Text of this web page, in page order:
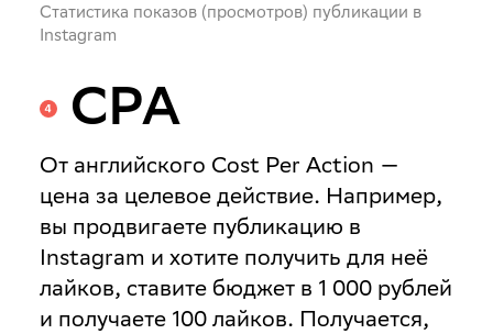
Статистика показов (просмотров) публикации в
Instagram
CPA
От английского Cost Per Action —
цена за целевое действие. Например,
вы продвигаете публикацию в
Instagram и хотите получить для неё
лайков, ставите бюджет в 1 000 рублей
и получаете 100 лайков. Получается,